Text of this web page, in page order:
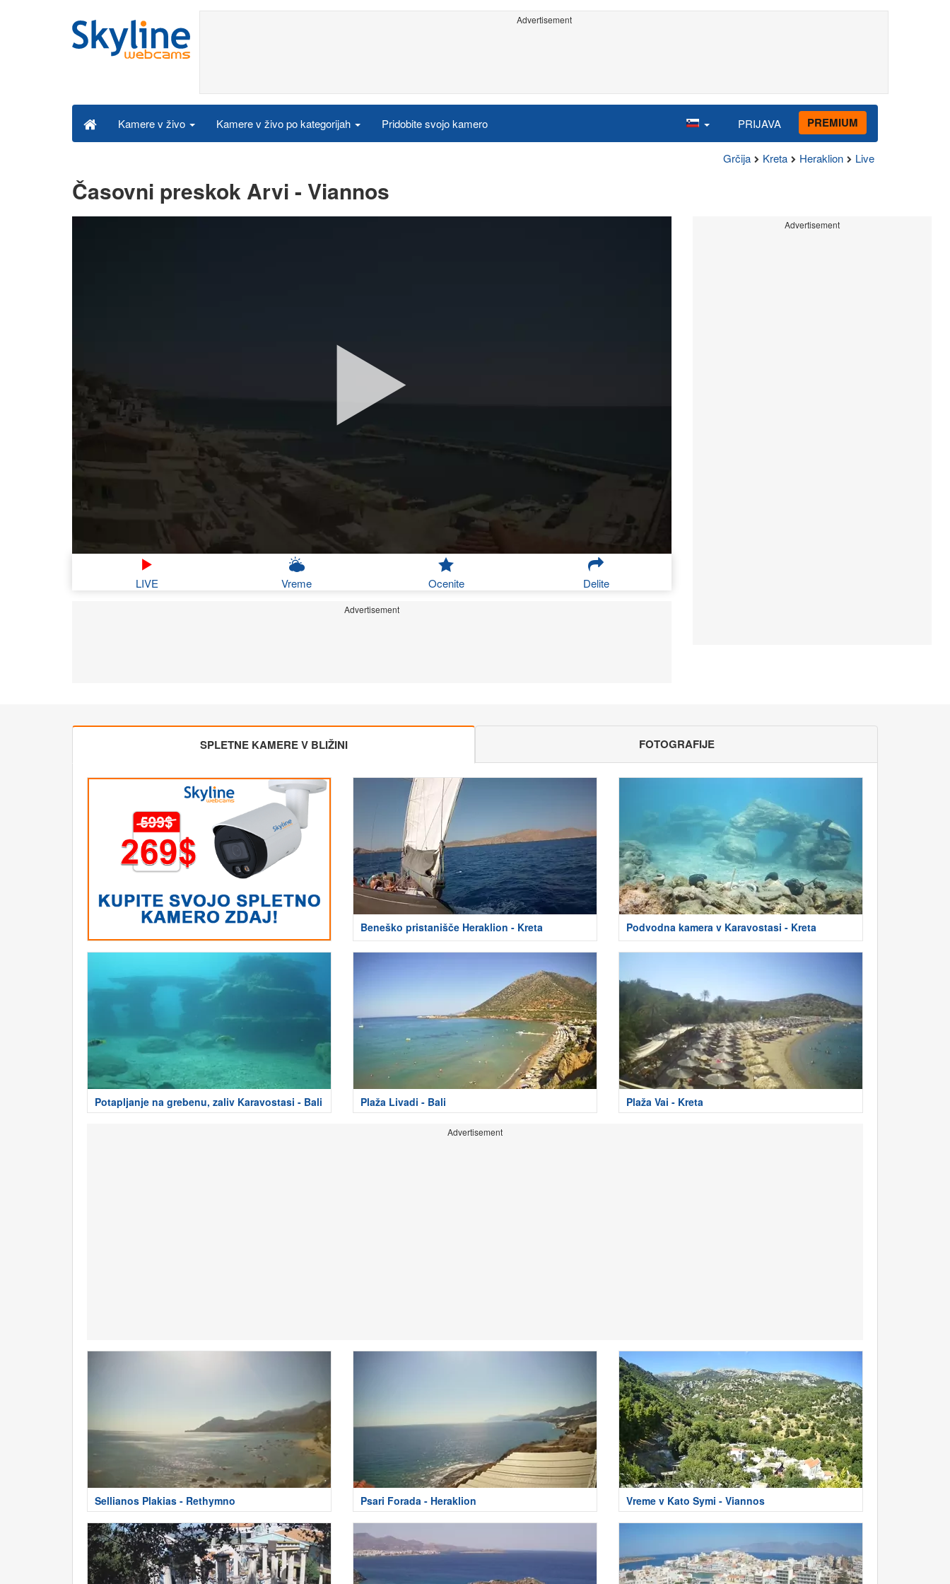
Advertisement
Kamere v živo Kamere v živo po kategorijah Pridobite svojo kamero PRIJAVA PREMIUM
Grčija Kreta Heraklion Live
Časovni preskok Arvi - Viannos
LIVE Vreme Ocenite Delite
Advertisement
Advertisement
SPLETNE KAMERE V BLIŽINI FOTOGRAFIJE
Beneško pristanišče Heraklion - Kreta Podvodna kamera v Karavostasi - Kreta
Potapljanje na grebenu, zaliv Karavostasi - Bali Plaža Livadi - Bali Plaža Vai - Kreta
Advertisement
Sellianos Plakias - Rethymno Psari Forada - Heraklion Vreme v Kato Symi - Viannos